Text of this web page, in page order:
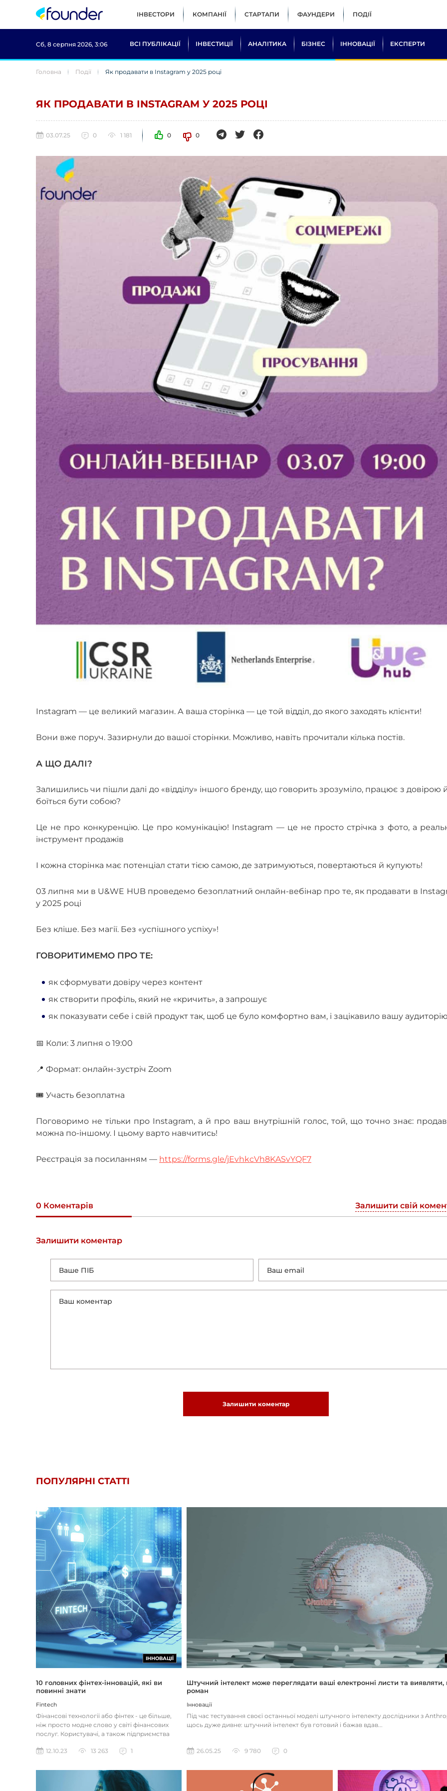
ІНВЕСТОРИ КОМПАНІЇ СТАРТАПИ ФАУНДЕРИ ПОДІЇ
Сб, 8 серпня 2026, 3:06 ВСІ ПУБЛІКАЦІЇ ІНВЕСТИЦІЇ АНАЛІТИКА БІЗНЕС ІННОВАЦІЇ ЕКСПЕРТИ
Головна Події Як продавати в Instagram у 2025 році⠀
ЯК ПРОДАВАТИ В INSTAGRAM У 2025 РОЦІ⠀
03.07.25 0 1 181 0 0
Instagram — це великий магазин. А ваша сторінка — це той відділ, до якого заходять клієнти!
Вони вже поруч. Зазирнули до вашої сторінки. Можливо, навіть прочитали кілька постів.
А ЩО ДАЛІ?
Залишились чи пішли далі до «відділу» іншого бренду, що говорить зрозуміло, працює з довірою
боїться бути собою?
Це не про конкуренцію. Це про комунікацію! Instagram — це не просто стрічка з фото, а
інструмент продажів
І кожна сторінка має потенціал стати тією самою, де затримуються, повертаються й купують!
03 липня ми в U&WE HUB проведемо безоплатний онлайн-вебінар про те, як продавати в
у 2025 році
Без кліше. Без магії. Без «успішного успіху»!
ГОВОРИТИМЕМО ПРО ТЕ:
як сформувати довіру через контент
як створити профіль, який не «кричить», а запрошує
як показувати себе і свій продукт так, щоб це було комфортно вам, і зацікавило вашу аудиторію
📅 Коли: 3 липня о 19:00
📍 Формат: онлайн-зустріч Zoom
🎟 Участь безоплатна
Поговоримо не тільки про Instagram, а й про ваш внутрішній голос, той, що точно знає:
можна по-іншому. І цьому варто навчитись!
Реєстрація за посиланням — https://forms.gle/jEvhkcVh8KASvYQF7
0 Коментарів Залишити свій
Залишити коментар
Залишити коментар
ПОПУЛЯРНІ СТАТТІ
ІННОВАЦІЇ
10 головних фінтех-інновацій, які ви
повинні знати
Fintech
Фінансові технології або фінтех - це більше,
ніж просто модне слово у світі фінансових
послуг. Користувачі, а також підприємства
12.10.23
13 263 1
Штучний інтелект може переглядати ваші електронні листи та виявляти,
роман
Інновації
Під час тестування своєї останньої моделі штучного інтелекту дослідники з
щось дуже дивне: штучний інтелект був готовий і бажав вдав...
26.05.25 9 780 0